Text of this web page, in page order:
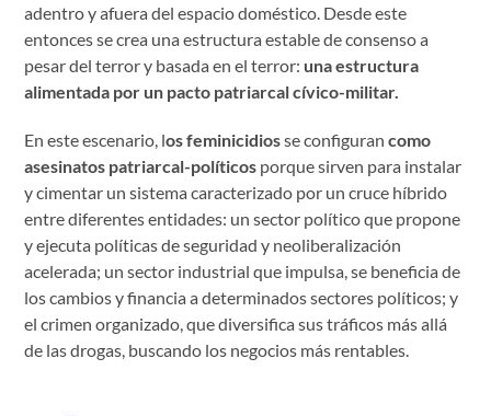
adentro y afuera del espacio doméstico. Desde este
entonces se crea una estructura estable de consenso a
pesar del terror y basada en el terror: una estructura
alimentada por un pacto patriarcal cívico-militar.
En este escenario, los feminicidiosse configurancomo
asesinatos patriarcal-políticos porque sirven para instalar
y cimentar un sistema caracterizado por un cruce híbrido
entre diferentes entidades: un sector político que propone
y ejecuta políticas de seguridad y neoliberalización
acelerada; un sector industrial que impulsa, se beneficia de
los cambios y financia a determinados sectores políticos; y
el crimen organizado, que diversifica sus tráficos más allá
de las drogas, buscando los negocios más rentables.